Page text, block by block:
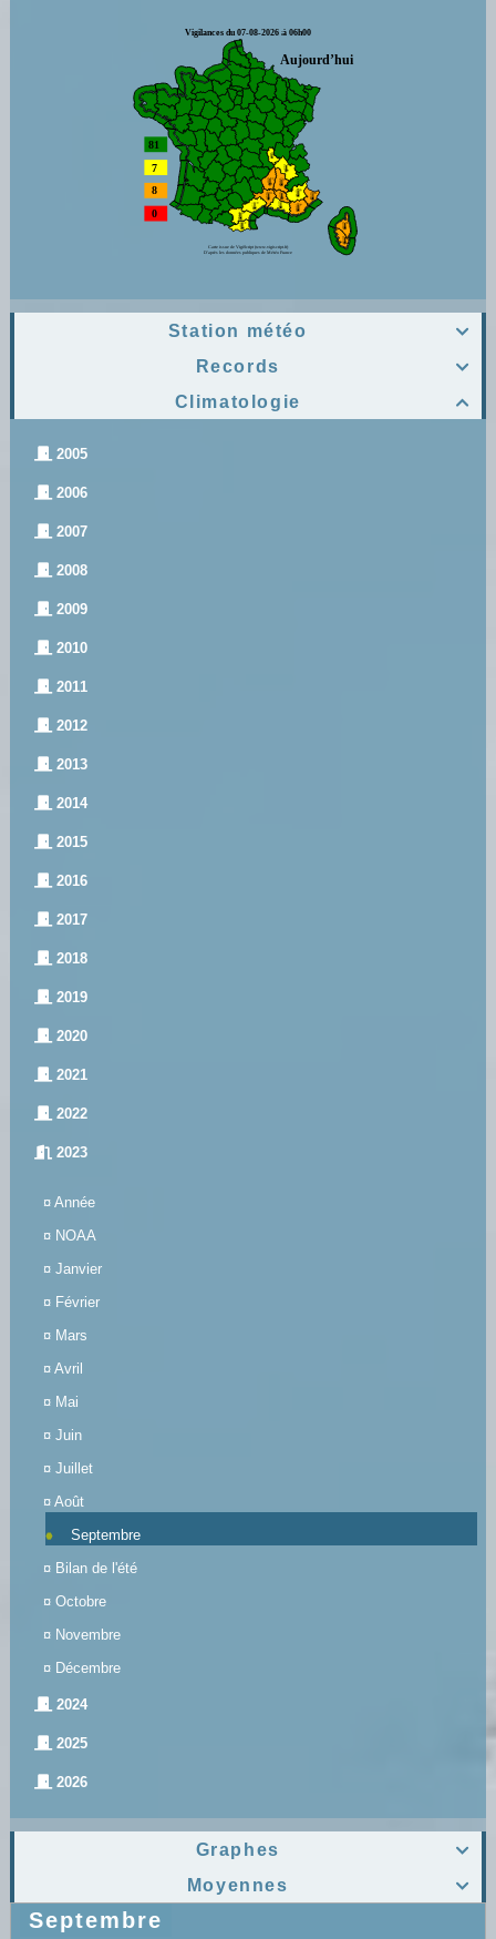

Station météo

Records

Climatologie
2005
2006
2007
2008
2009
2010
2011
2012
2013
2014
2015
2016
2017
2018
2019
2020
2021
2022
2023
¤ Année
¤ NOAA
¤ Janvier
¤ Février
¤ Mars
¤ Avril
¤ Mai
¤ Juin
¤ Juillet
¤ Août
Septembre
¤ Bilan de l'été
¤ Octobre
¤ Novembre
¤ Décembre
2024
2025
2026

Graphes

Moyennes
Septembre